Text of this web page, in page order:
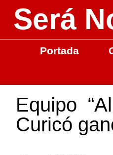
Será
Portada
Equipo
Curicó